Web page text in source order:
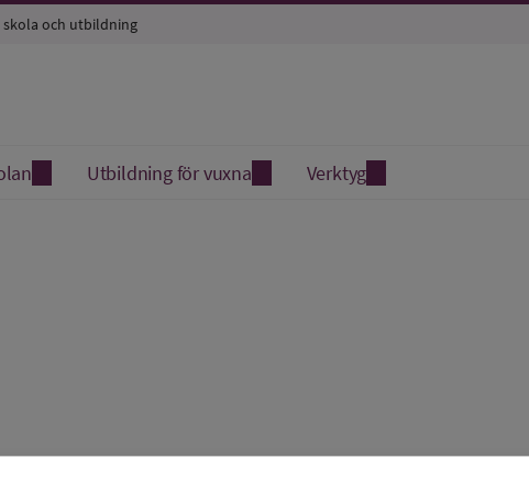
skola och utbildning
Utbildning för vuxna Verktyg